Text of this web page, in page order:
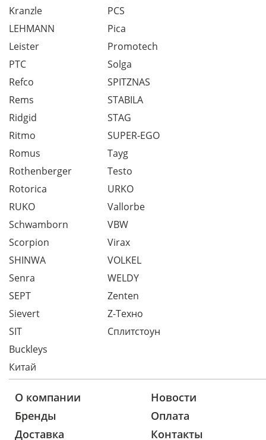
Kranzle
LEHMANN
Leister
PCS
Pica
Promotech
PTC
Refco
Rems
Ridgid
Ritmo
Romus
Rothenberger
Rotorica
RUKO
Schwamborn
Scorpion
SHINWA
Senra
SEPT
Sievert
SIT
Solga
SPITZNAS
STABILA
STAG
SUPER-EGO
Tayg
Testo
URKO
Vallorbe
VBW
Virax
VOLKEL
WELDY
Zenten
Z-Техно
Сплитстоун
Buckleys
Китай
О компании
Новости
Бренды
Оплата
Доставка
Контакты